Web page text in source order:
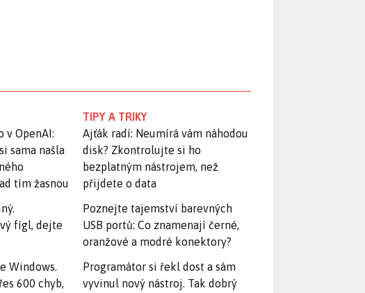
v OpenAI:
sama našla
tím žasnou
fígl, dejte
Windows.
600 chyb,
TIPY A TRIKY
Ajťák radí: Neumírá vám náhodou
disk? Zkontrolujte si ho
bezplatným nástrojem, než
přijdete o data
Poznejte tajemství barevných
USB portů: Co znamenají černé,
oranžové a modré konektory?
Programátor si řekl dost a sám
vyvinul nový nástroj. Tak dobrý